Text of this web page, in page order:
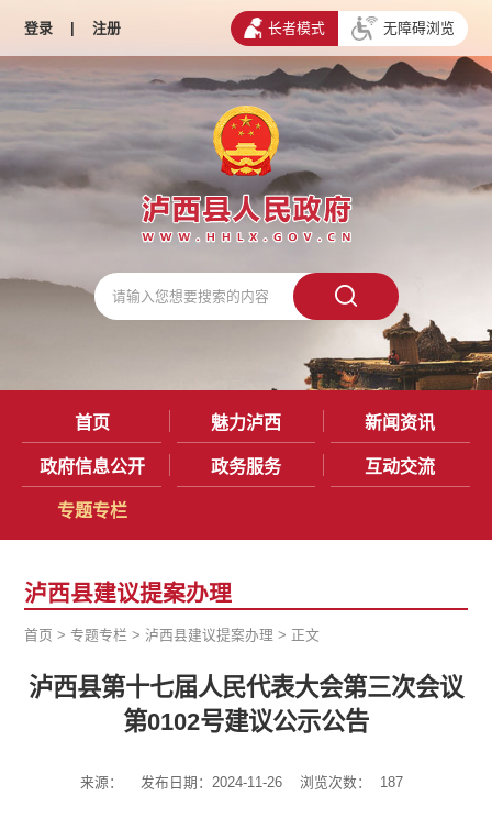
登录 | 注册 长者模式 无障碍浏览
首页 魅力泸西 新闻资讯
政府信息公开 政务服务 互动交流
专题专栏
泸西县建议提案办理
首页 >专题专栏 > 泸西县建议提案办理 > 正文
泸西县第十七届人民代表大会第三次会议
第0102号建议公示公告
来源： 发布日期：2024-11-26 浏览次数： 187